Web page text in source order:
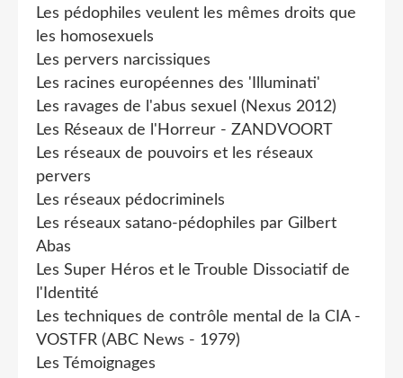
Les pédophiles veulent les mêmes droits que
les homosexuels
Les pervers narcissiques
Les racines européennes des 'Illuminati'
Les ravages de l'abus sexuel (Nexus 2012)
Les Réseaux de l'Horreur - ZANDVOORT
Les réseaux de pouvoirs et les réseaux
pervers
Les réseaux pédocriminels
Les réseaux satano-pédophiles par Gilbert
Abas
Les Super Héros et le Trouble Dissociatif de
l'Identité
Les techniques de contrôle mental de la CIA -
VOSTFR (ABC News - 1979)
Les Témoignages